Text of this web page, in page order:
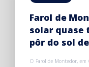
Farol de
solar
pôr do sol
O Farol de Montedor, em